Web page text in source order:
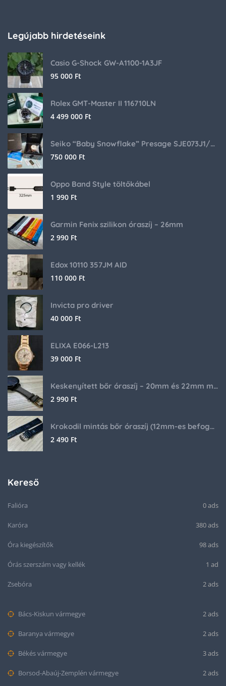
Legújabb hirdetéseink
Casio G-Shock GW-A1100-1A3JF
95 000 Ft
Rolex GMT-Master II 116710LN
4 499 000 Ft
Seiko “Baby Snowflake” Presage SJE073J1/SARA015 Limited Edition
750 000 Ft
Oppo Band Style töltőkábel
1 990 Ft
Garmin Fenix szilikon óraszíj – 26mm
2 990 Ft
Edox 10110 357JM AID
110 000 Ft
Invicta pro driver
40 000 Ft
ELIXA E066-L213
39 000 Ft
Keskenyített bőr óraszíj – 20mm és 22mm méretben
2 990 Ft
Krokodil mintás bőr óraszíj (12mm-es befogóval rendelkező órához)
2 490 Ft
Kereső
Falióra 0 ads
Karóra 380 ads
Óra kiegészítők 98 ads
Órás szerszám vagy kellék 1 ad
Zsebóra 2 ads
Bács-Kiskun vármegye 2 ads
Baranya vármegye 2 ads
Békés vármegye 3 ads
Borsod-Abaúj-Zemplén vármegye 2 ads